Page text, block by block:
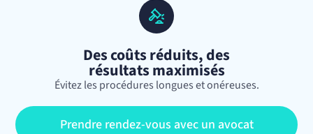
Des coûts réduits, des
résultats maximisés
Évitez les procédures longues et onéreuses.
Prendre rendez-vous avec un avocat